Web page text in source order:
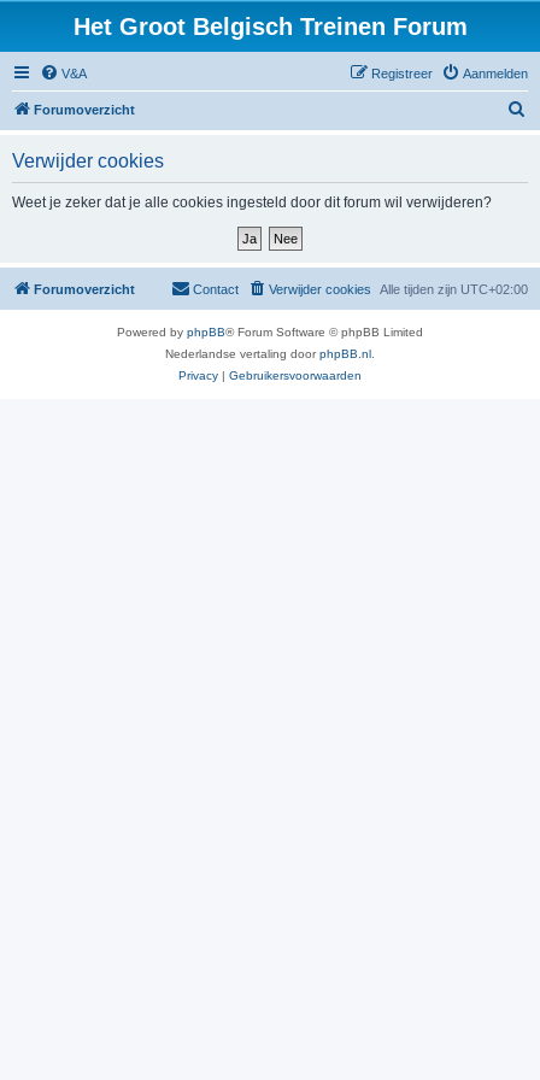
Het Groot Belgisch Treinen Forum
V&A Aanmelden
Registreer
Forumoverzicht
Verwijder cookies
Weet je zeker dat je alle cookies ingesteld door dit forum wil verwijderen?
Forumoverzicht Alle tijden zijn UTC+02:00
Verwijder cookies
Contact
Powered by phpBB® Forum Software © phpBB Limited
Nederlandse vertaling doorphpBB.nl
Privacy | Gebruikersvoorwaarden